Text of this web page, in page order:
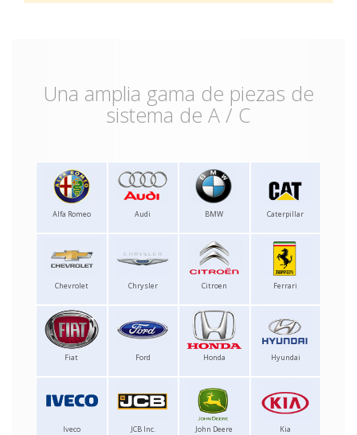
Una amplia gama de piezas de
sistema de A / C
Alfa Romeo Audi BMW Caterpillar
Chevrolet Chrysler Citroen Ferrari
Fiat Ford Honda Hyundai
Iveco JCB Inc. John Deere Kia